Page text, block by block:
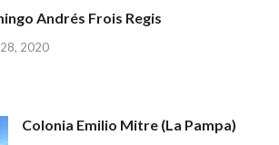
Andrés Frois Regis
2020
Colonia Emilio Mitre (La Pampa)